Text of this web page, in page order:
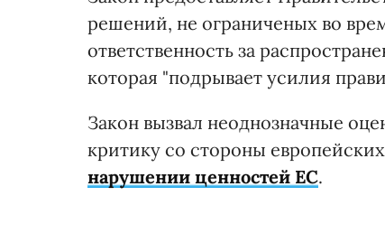
решений, не ограниченых во
ответственность за
которая "подрывает усилия
Закон вызвал неоднозначные
критику со стороны
нарушении ценностей ЕС.